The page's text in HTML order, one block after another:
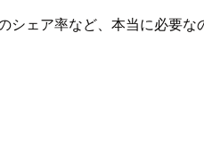
ェア率など、本当に必要